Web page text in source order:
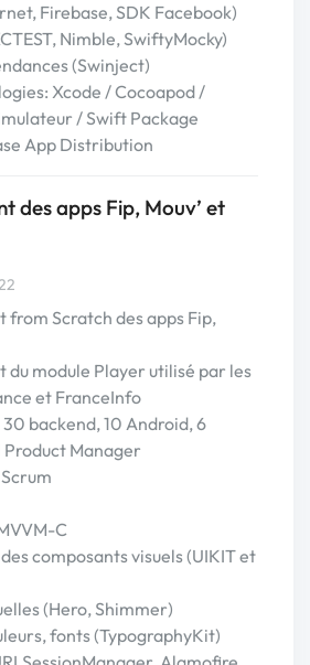
Firebase, SDK Facebook)
Nimble, SwiftyMocky)
(Swinject)
Xcode / Cocoapod /
/ Swift Package
App Distribution
des apps Fip, Mouv’ et
from Scratch des apps Fip,
du module Player utilisé par les
et FranceInfo
30 backend, 10 Android, 6
Product Manager
C
composants visuels (UIKIT et
(Hero, Shimmer)
fonts (TypographyKit)